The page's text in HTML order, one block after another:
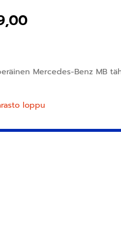
Mercedes-Benz MB
loppu